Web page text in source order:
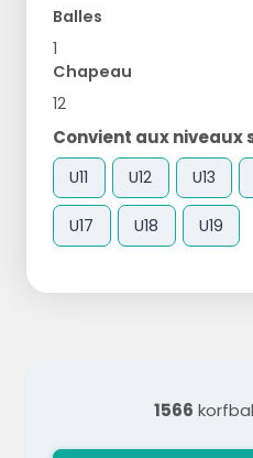
Balles
1
Chapeau
12
Convient aux niveaux
U11 U12 U13
U17 U18 U19
1566